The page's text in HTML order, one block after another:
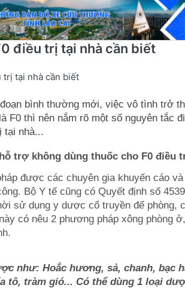
điều trị tại nhà cần biết
tại nhà cần biết
bình thường mới, việc vô tình trở
F0 thì nên nắm rõ một số nguyên tắc
tại nhà...
trợ không dùng thuốc cho F0 điều
được các chuyên gia khuyến cáo
Bộ Y tế cũng có Quyết định số
sử dụng y dược cổ truyền để phòng,
có nêu 2 phương pháp xông phòng
như: Hoắc hương, sả, chanh, bạc
tô, tràm gió... Có thể dùng 1 loại